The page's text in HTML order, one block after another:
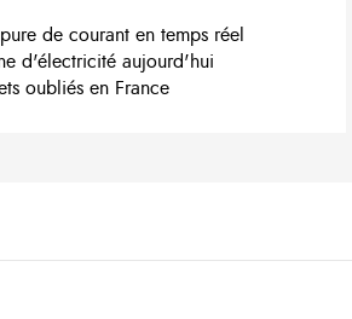
de courant en temps réel
d'électricité aujourd'hui
oubliés en France